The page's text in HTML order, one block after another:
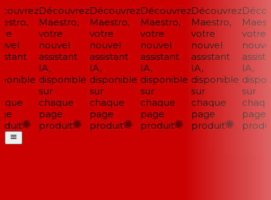
Découvrez
Maestro,
votre
nouvel
assistant
IA,
disponible
sur
chaque
page
produit
Découvrez
Maestro,
votre
nouvel
assistant
IA,
disponible
sur
chaque
page
produit
Découvrez
Maestro,
votre
nouvel
assistant
IA,
disponible
sur
chaque
page
produit
Découvrez
Maestro,
votre
nouvel
assistant
IA,
disponible
sur
chaque
page
produit
votre
nouvel
IA,
sur
page
produit